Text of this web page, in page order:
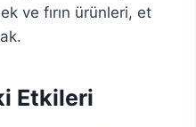
ve fırın ürünleri, et
Etkileri